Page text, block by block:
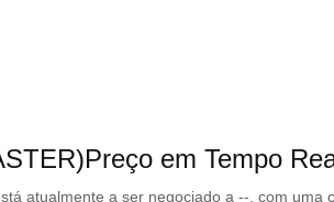
em Tempo
atualmente a ser negociado a --, com uma